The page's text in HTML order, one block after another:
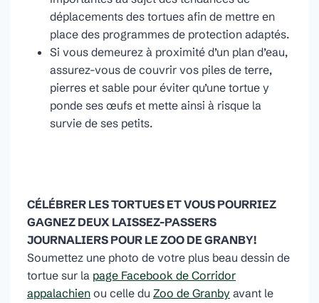
déplacements des tortues afin de mettre en
place des programmes de protection adaptés.
Si vous demeurez à proximité d’un plan d’eau,
assurez-vous de couvrir vos piles de terre,
pierres et sable pour éviter qu’une tortue y
ponde ses œufs et mette ainsi à risque la
survie de ses petits.
CÉLÉBRER LES TORTUES ET VOUS POURRIEZ
GAGNEZ DEUX LAISSEZ-PASSERS
JOURNALIERS POUR LE ZOO DE GRANBY!
Soumettez une photo de votre plus beau dessin de
tortue sur la page Facebook de Corridor
appalachien ou celle du Zoo de Granby avant le